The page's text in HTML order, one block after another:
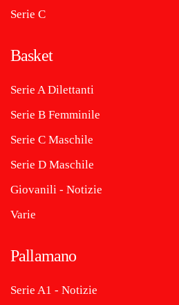
Serie C
Basket
Serie A Dilettanti
Serie B Femminile
Serie C Maschile
Serie D Maschile
Giovanili - Notizie
Varie
Pallamano
Serie A1 - Notizie